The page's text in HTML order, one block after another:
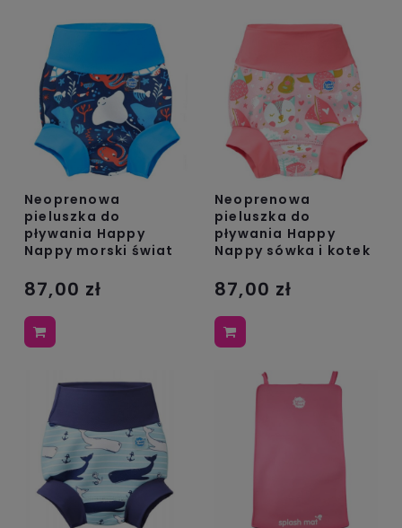
Neoprenowa
pieluszka do
pływania Happy
Nappy morski świat
87,00 zł
Neoprenowa
pieluszka do
pływania Happy
Nappy sówka i kotek
87,00 zł